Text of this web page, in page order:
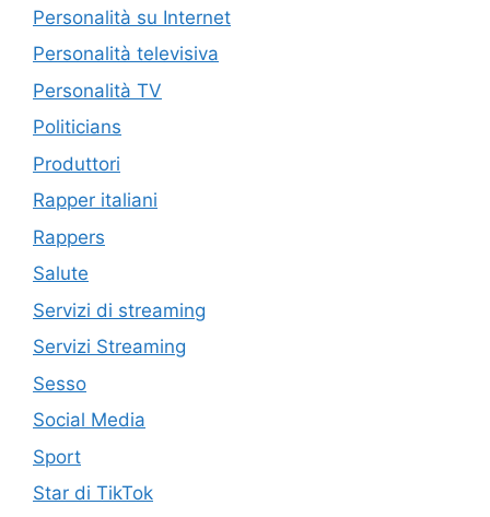
Personalità su Internet
Personalità televisiva
Personalità TV
Politicians
Produttori
Rapper italiani
Rappers
Salute
Servizi di streaming
Servizi Streaming
Sesso
Social Media
Sport
Star di TikTok